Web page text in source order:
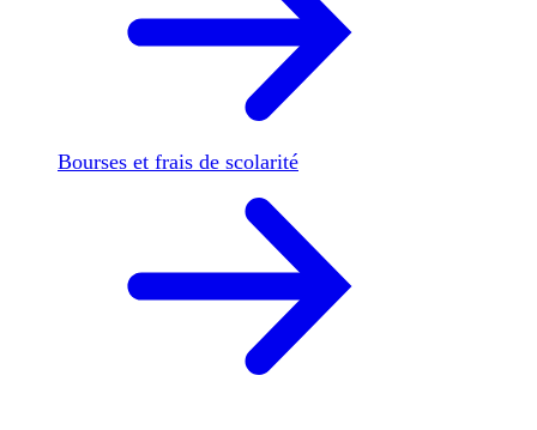
Bourses et frais de scolarité